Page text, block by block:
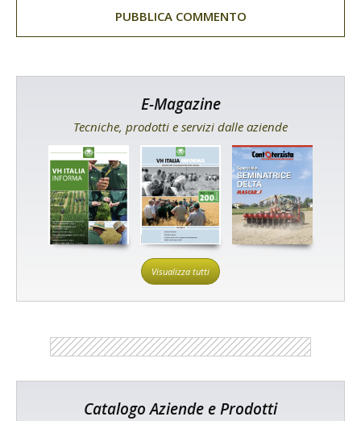
E-Magazine
Tecniche, prodotti e servizi dalle aziende
Visualizza tutti
Catalogo Aziende e Prodotti